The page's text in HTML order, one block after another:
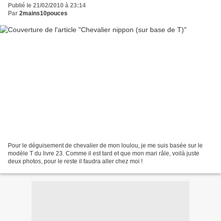
Publié le 21/02/2010 à 23:14
Par 2mains10pouces
Pour le déguisement de chevalier de mon loulou, je me suis basée sur le
modèle T du livre 23. Comme il est tard et que mon mari râle, voilà juste
deux photos, pour le reste il faudra aller chez moi !